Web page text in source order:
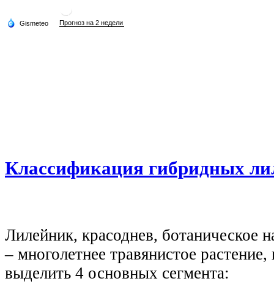
Классификация гибридных
Лилейник, красоднев, ботаническое
– многолетнее травянистое
выделить 4 основных сегмента: